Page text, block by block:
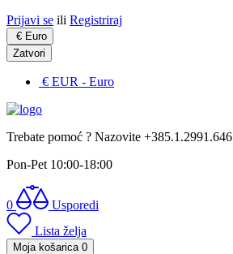
Prijavi se ili Registriraj
€ Euro
Zatvori
€ EUR - Euro
Trebate pomoć ? Nazovite +385.1.2991.646
Pon-Pet 10:00-18:00
0
Usporedi
Lista želja
Moja košarica 0